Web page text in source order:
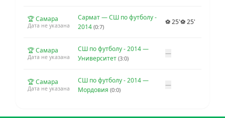
🏆 Самара
Дата не указана
Сармат — СШ по футболу -
2014 (0:7)
⚽ 25'⚽ 25'
🏆 Самара
Дата не указана
СШ по футболу - 2014 —
Университет (3:0)
—
🏆 Самара
Дата не указана
СШ по футболу - 2014 —
Мордовия (0:0)
—